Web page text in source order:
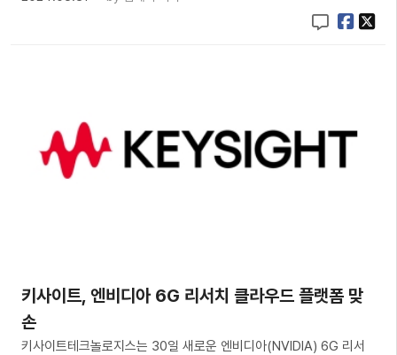
키사이트, 엔비디아 6G 리서치 클라우드 플랫폼 맞
손
키사이트테크놀로지스는 30일 새로운 엔비디아(NVIDIA) 6G 리서